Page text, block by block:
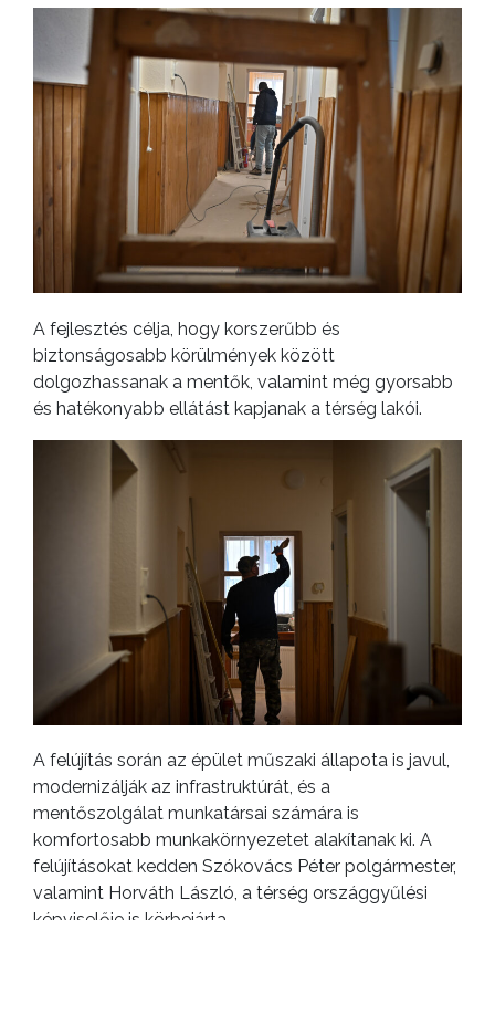
A fejlesztés célja, hogy korszerűbb és
biztonságosabb körülmények között
dolgozhassanak a mentők, valamint még gyorsabb
és hatékonyabb ellátást kapjanak a térség lakói.
A felújítás során az épület műszaki állapota is javul,
modernizálják az infrastruktúrát, és a
mentőszolgálat munkatársai számára is
komfortosabb munkakörnyezetet alakítanak ki. A
felújításokat kedden Szókovács Péter polgármester,
valamint Horváth László, a térség országgyűlési
képviselője is körbejárta.